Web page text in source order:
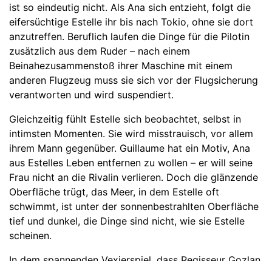
ist so eindeutig nicht. Als Ana sich entzieht, folgt die
eifersüchtige Estelle ihr bis nach Tokio, ohne sie dort
anzutreffen. Beruflich laufen die Dinge für die Pilotin
zusätzlich aus dem Ruder – nach einem
Beinahezusammenstoß ihrer Maschine mit einem
anderen Flugzeug muss sie sich vor der Flugsicherung
verantworten und wird suspendiert.
Gleichzeitig fühlt Estelle sich beobachtet, selbst in
intimsten Momenten. Sie wird misstrauisch, vor allem
ihrem Mann gegenüber. Guillaume hat ein Motiv, Ana
aus Estelles Leben entfernen zu wollen – er will seine
Frau nicht an die Rivalin verlieren. Doch die glänzende
Oberfläche trügt, das Meer, in dem Estelle oft
schwimmt, ist unter der sonnenbestrahlten Oberfläche
tief und dunkel, die Dinge sind nicht, wie sie Estelle
scheinen.